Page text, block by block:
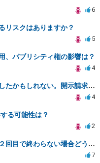
6
リスクはありますか？
5
、パブリシティ権の影響は？
4
誹謗中傷に当たる内容を投稿したかもしれない。開示請求や民事刑事裁判に発展しうるのか教えて欲しい。
4
る可能性は？
2
開示請求の仮処分での審尋で２回目で終わらない場合どうしたらいいですか
7